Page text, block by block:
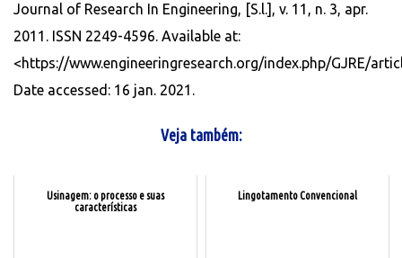
Journal of Research In Engineering, [S.l.], v. 11, n. 3, apr.
2011. ISSN 2249-4596. Available at:
<https://www.engineeringresearch.org/index.php/GJRE/
Date accessed: 16 jan. 2021.
Veja também:
Usinagem: o processo e suas
características
Lingotamento Convencional